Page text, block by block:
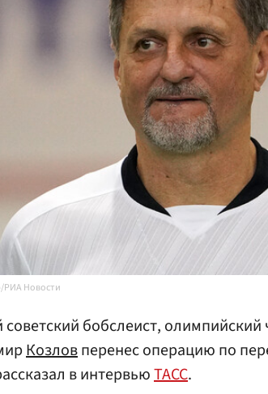
РИА Новости
бобслеист,
Козловперенес операцию по
в интервьюТАСС.